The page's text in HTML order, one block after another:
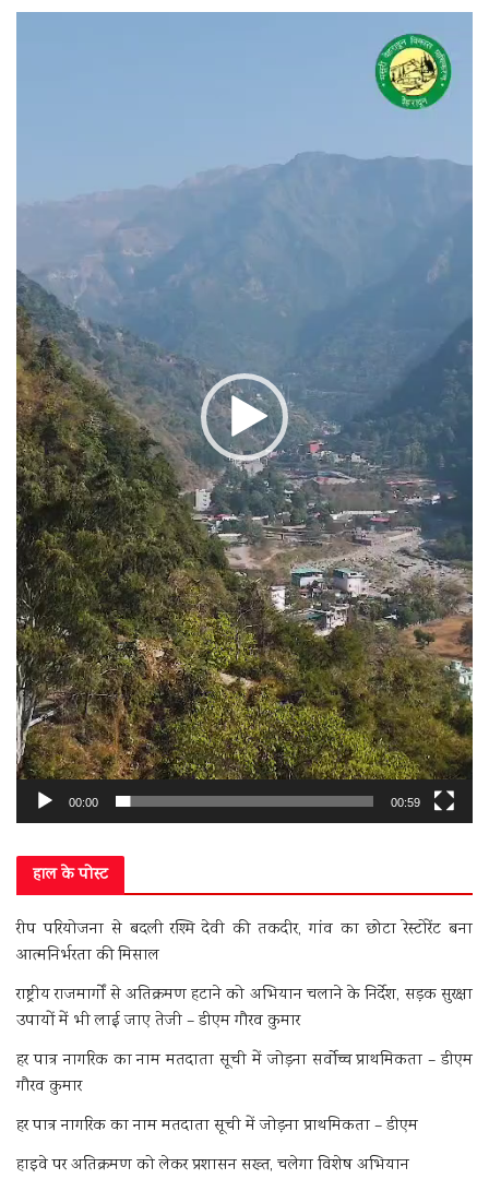
00:00 00:59
हाल के पोस्ट
रीप परियोजना से बदली रश्मि देवी की तकदीर, गांव का छोटा रेस्टोरेंट बना
आत्मनिर्भरता की मिसाल
राष्ट्रीय राजमार्गों से अतिक्रमण हटाने को अभियान चलाने के निर्देश, सड़क सुरक्षा
उपायों में भी लाई जाए तेजी – डीएम गौरव कुमार
हर पात्र नागरिक का नाम मतदाता सूची में जोड़ना सर्वोच्च प्राथमिकता – डीएम
गौरव कुमार
हर पात्र नागरिक का नाम मतदाता सूची में जोड़ना प्राथमिकता – डीएम
हाइवे पर अतिक्रमण को लेकर प्रशासन सख्त, चलेगा विशेष अभियान